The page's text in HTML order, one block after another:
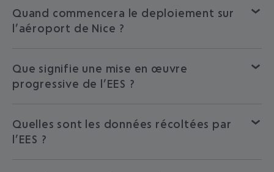
Quand commencera le deploiement sur
l’aéroport de Nice ?
Que signifie une mise en œuvre
progressive de l’EES ?
Quelles sont les données récoltées par
l’EES ?